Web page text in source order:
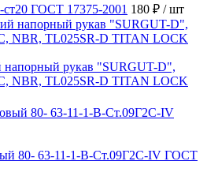
ГОСТ 17375-2001 180 ₽ / шт
напорный рукав "SURGUT-D",
NBR, TL025SR-D TITAN LOCK
80- 63-11-1-B-Ст.09Г2С-IV ГОСТ